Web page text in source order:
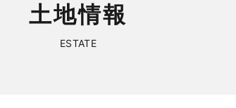
ESTATE
土地情報